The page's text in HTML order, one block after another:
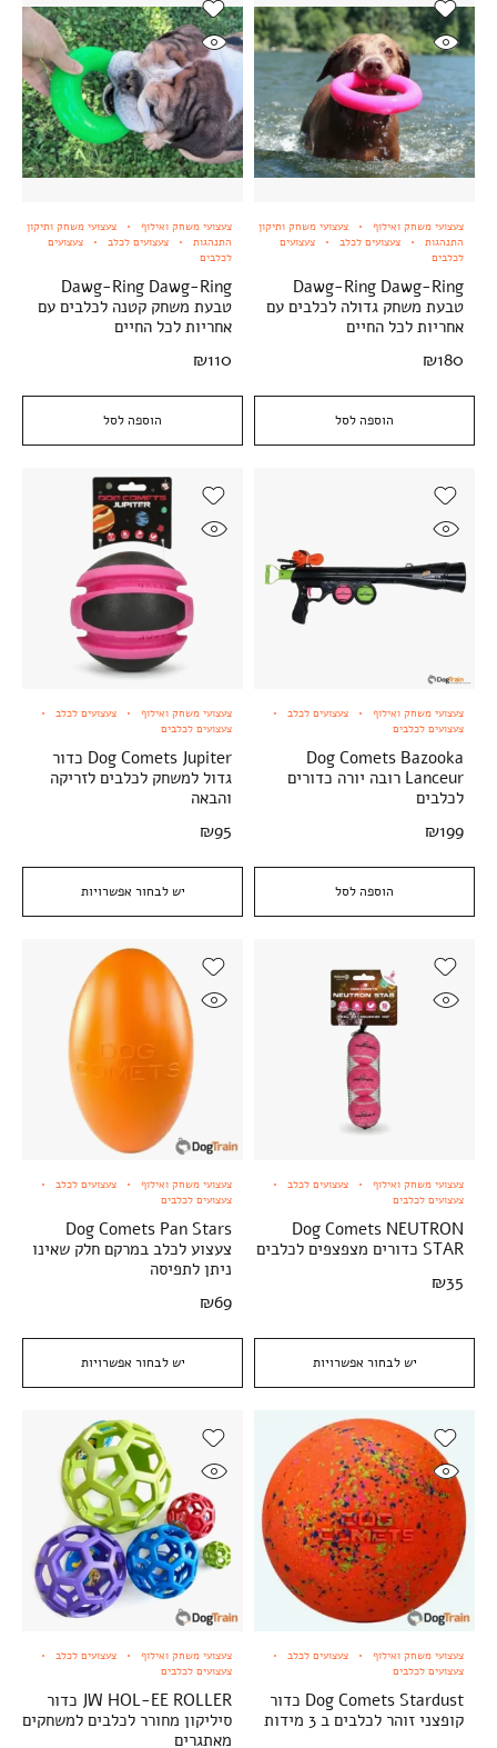
הוספה לסל
צעצועי משחק ואילוף
צעצועי משחק ותיקון
התנהגות
צעצועים לכלב
צעצועים
לכלבים
Dawg-Ring Dawg-Ring
טבעת משחק גדולה לכלבים עם
אחריות לכל החיים
₪180
הוספה לסל
צעצועי משחק ואילוף
צעצועי משחק ותיקון
התנהגות
צעצועים לכלב
צעצועים
לכלבים
Dawg-Ring Dawg-Ring
טבעת משחק קטנה לכלבים עם
אחריות לכל החיים
₪110
הוספה לסל
צעצועי משחק ואילוף
צעצועים לכלב
צעצועים לכלבים
Dog Comets Bazooka
Lanceur רובה יורה כדורים
לכלבים
₪199
יש לבחור אפשרויות
צעצועי משחק ואילוף
צעצועים לכלב
צעצועים לכלבים
Dog Comets Jupiter כדור
גדול למשחק לכלבים לזריקה
והבאה
₪95
יש לבחור אפשרויות
צעצועי משחק ואילוף
צעצועים לכלב
צעצועים לכלבים
Dog Comets NEUTRON
STAR כדורים מצפצפים לכלבים
₪35
יש לבחור אפשרויות
צעצועי משחק ואילוף
צעצועים לכלב
צעצועים לכלבים
Dog Comets Pan Stars
צעצוע לכלב במרקם חלק שאינו
ניתן לתפיסה
₪69
צעצועי משחק ואילוף
צעצועים לכלב
צעצועים לכלבים
Dog Comets Stardust כדור
קופצני זוהר לכלבים ב 3 מידות
צעצועי משחק ואילוף
צעצועים לכלב
צעצועים לכלבים
JW HOL-EE ROLLER כדור
סיליקון מחורר לכלבים למשחקים
מאתגרים